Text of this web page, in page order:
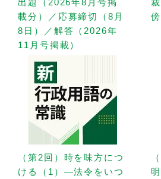
載分）／応募締切（8月
8日）／解答（2026年
11月号掲載）
（第2回）時を味方につ
ける（1）—法令をいつ